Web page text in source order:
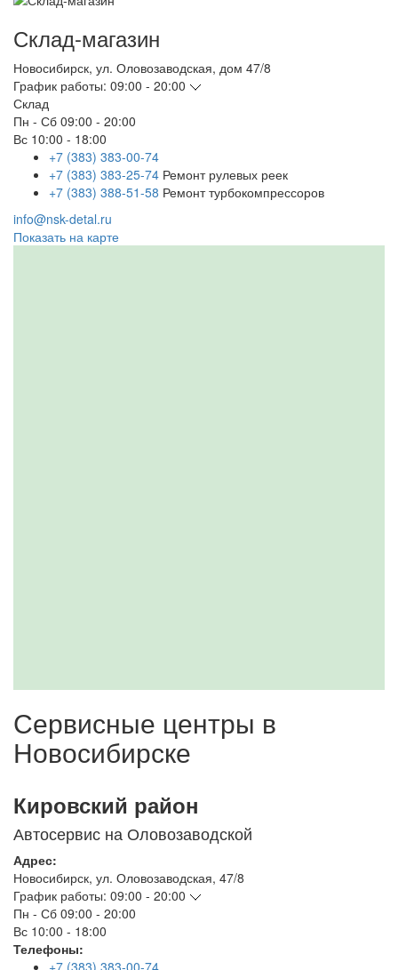
Склад-магазин
Новосибирск, ул. Оловозаводская, дом 47/8
График работы: 09:00 - 20:00
Склад
Пн - Сб 09:00 - 20:00
Вс 10:00 - 18:00
+7 (383) 383-00-74
+7 (383) 383-25-74 Ремонт рулевых реек
+7 (383) 388-51-58 Ремонт турбокомпрессоров
info@nsk-detal.ru
Показать на карте
Сервисные центры в
Новосибирске
Кировский район
Автосервис на Оловозаводской
Адрес:
Новосибирск, ул. Оловозаводская, 47/8
График работы: 09:00 - 20:00
Пн - Сб 09:00 - 20:00
Вс 10:00 - 18:00
Телефоны: